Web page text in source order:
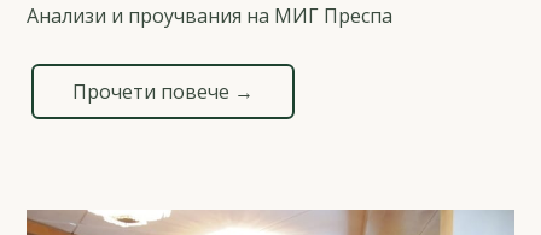
Анализи и проучвания на МИГ Преспа
Прочети повече →